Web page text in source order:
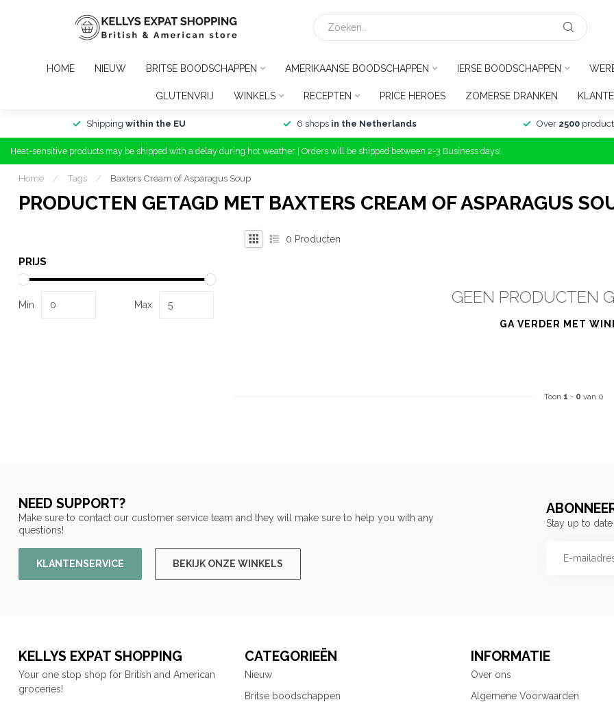
HOME NIEUW BRITSE BOODSCHAPPEN AMERIKAANSE BOODSCHAPPEN IERSE BOODSCHAPPEN
GLUTENVRIJ WINKELS RECEPTEN PRICE HEROES ZOMERSE DRANKEN
Shipping within the EU 6 shops in the Netherlands Over 2500
Heat-sensitive products may be shipped with a delay during hot weather | Orders will be shipped between 2-3 Business days!
Home / Tags / Baxters Cream of Asparagus Soup
PRODUCTEN GETAGD MET BAXTERS CREAM OF ASPARAGUS
PRIJS
Min Max
0 Producten
GEEN PRODUCTEN
GA VERDER MET
Toon 1 - 0 van 0
NEED SUPPORT?
Make sure to contact our customer service team and they will make sure to help you with any
questions!
KLANTENSERVICE BEKIJK ONZE WINKELS
Stay up to
KELLYS EXPAT SHOPPING
Your one stop shop for British and American
groceries!
CATEGORIEËN
Nieuw
Britse boodschappen
INFORMATIE
Over ons
Algemene Voorwaarden